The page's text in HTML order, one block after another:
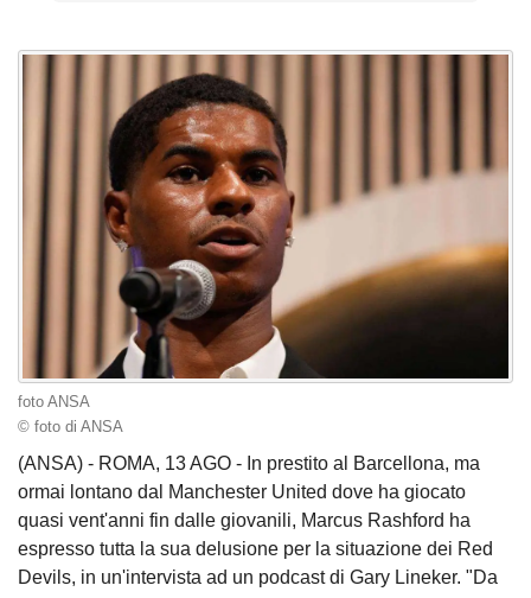
foto ANSA
© foto di ANSA
(ANSA) - ROMA, 13 AGO - In prestito al Barcellona, ma
ormai lontano dal Manchester United dove ha giocato
quasi vent'anni fin dalle giovanili, Marcus Rashford ha
espresso tutta la sua delusione per la situazione dei Red
Devils, in un'intervista ad un podcast di Gary Lineker. "Da